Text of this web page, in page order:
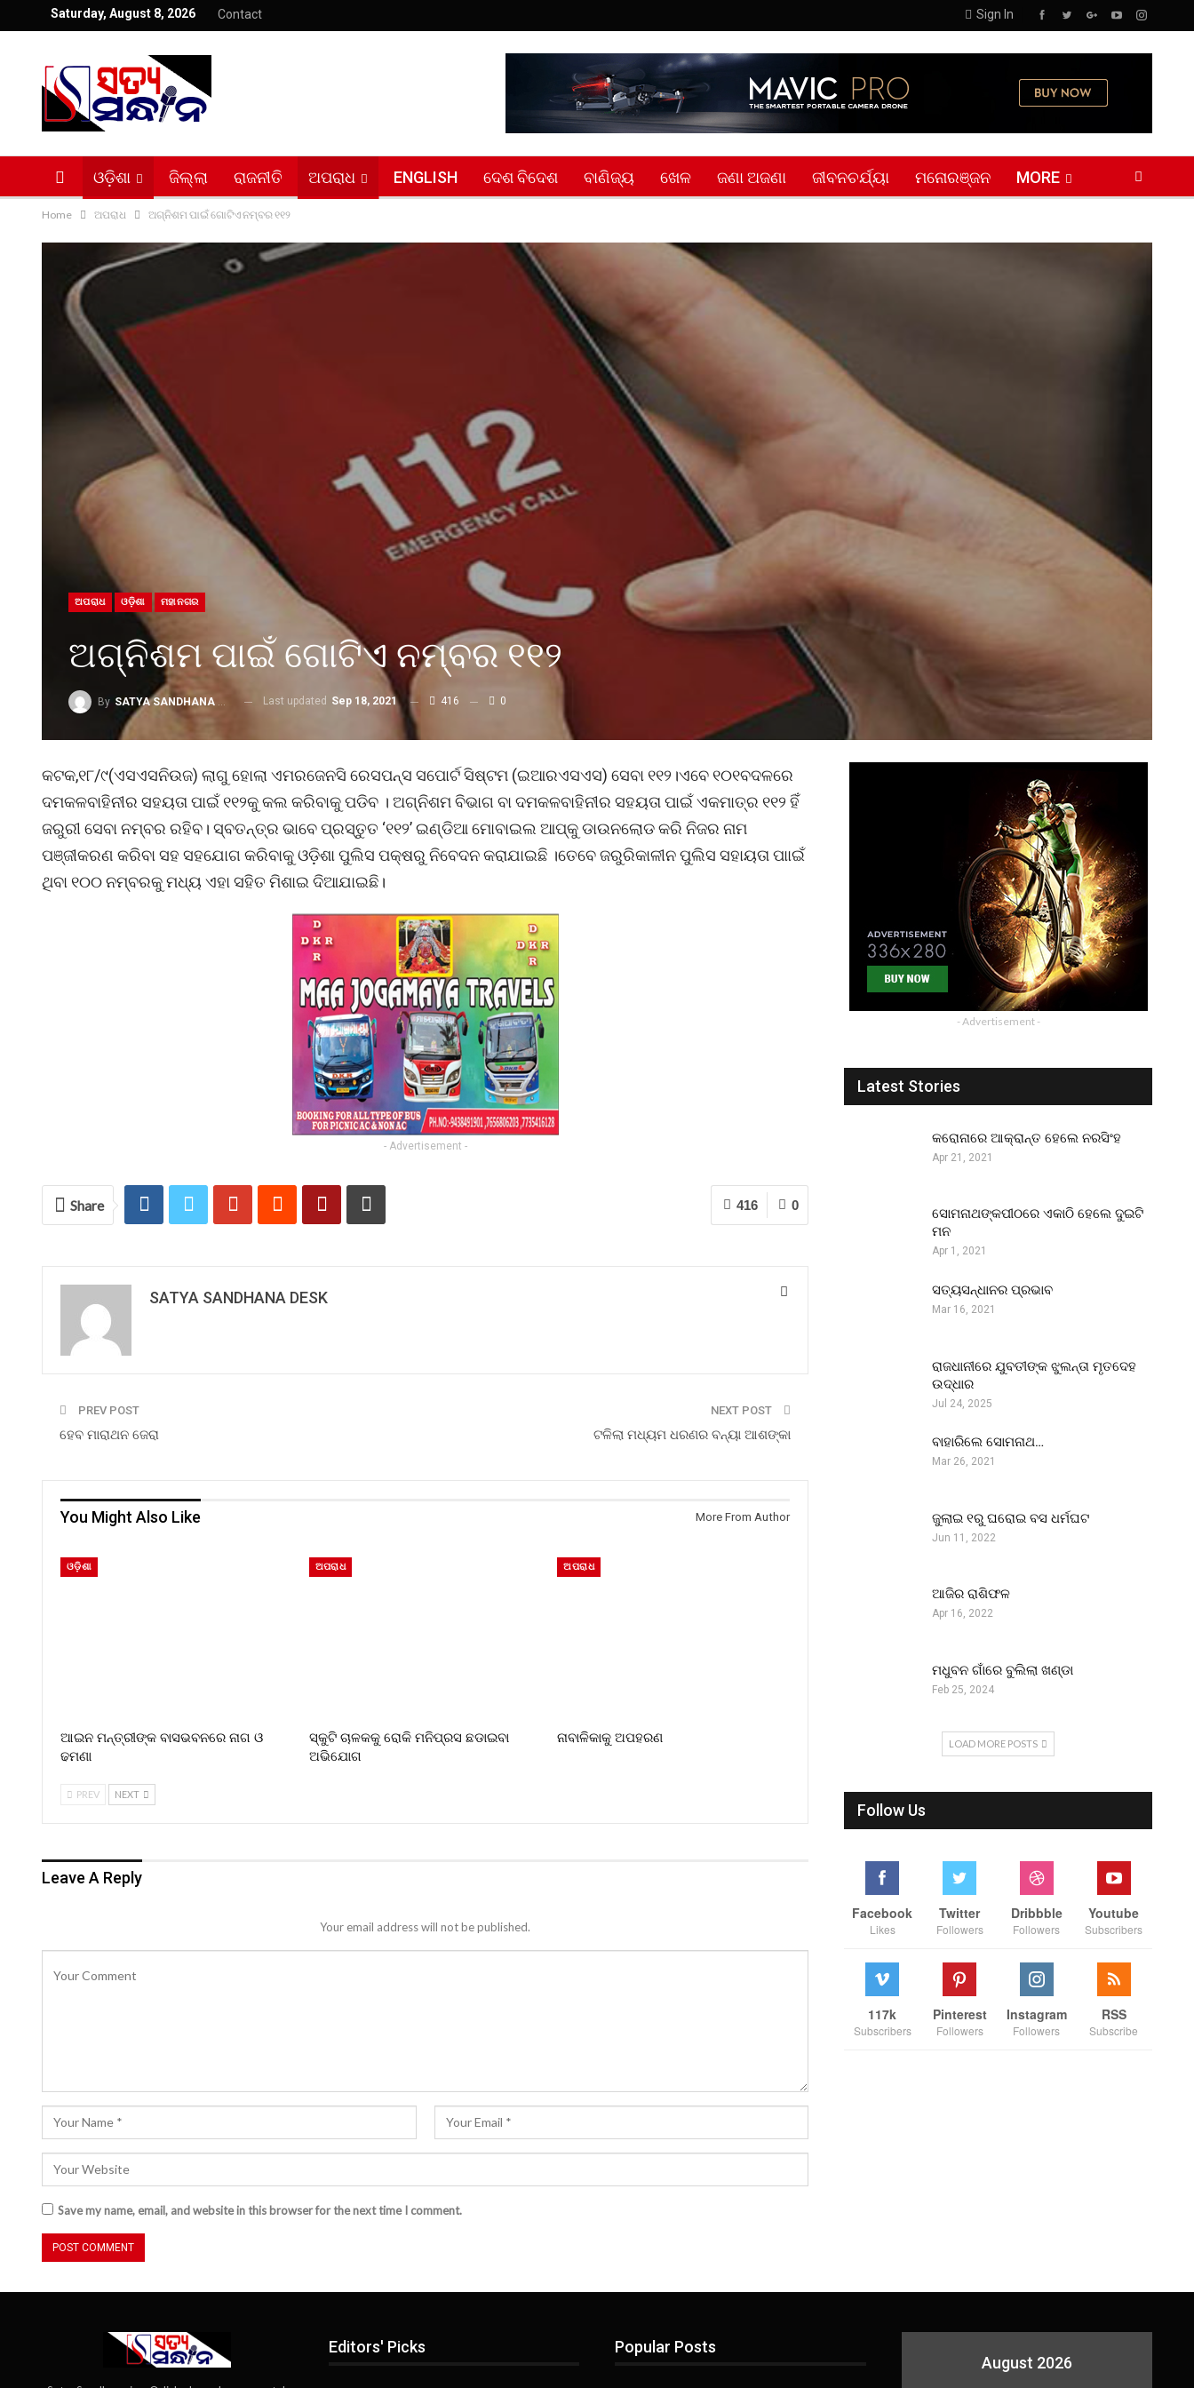
Sign In
Saturday, August 8, 2026 Contact
ଓଡ଼ିଶା ଜିଲ୍ଲା ରାଜନୀତି ଅପରାଧ ENGLISH ଦେଶ ବିଦେଶ ବାଣିଜ୍ୟ ଖେଳ ଜଣା ଅଜଣା ଜୀବନଚର୍ଯ୍ୟା ମନୋରଞ୍ଜନ MORE
Home ଅପରାଧ ଅଗ୍ନିଶମ ପାଇଁ ଗୋଟିଏ ନମ୍ବର ୧୧୨
ଅପରାଧ ଓଡ଼ିଶା ମହାନଗର
ଅଗ୍ନିଶମ ପାଇଁ ଗୋଟିଏ ନମ୍ବର ୧୧୨
By SATYA SANDHANA DESK Last updated Sep 18, 2021 416 0
କଟକ,୧୮/୯(ଏସଏସନିଉଜ) ଲାଗୁ ‌ହୋଲା ଏମରଜେନସି ରେସପନ୍‌ସ ସପୋର୍ଟ ସିଷ୍ଟମ (ଇଆରଏସଏସ) ସେବା ୧୧୨।ଏବେ ୧୦୧ବଦଳରେ
ଦମକଳବାହିନୀର ସହୟତା ପାଇଁ ୧୧୨କୁ କଲ କରିବାକୁ ପଡିବ । ଅଗ୍ନିଶମ ବିଭାଗ ବା ଦମକଳବାହିନୀର ସହୟତା ପାଇଁ ଏକମାତ୍ର ୧୧୨ ହିଁ
ଜରୁରୀ ସେବା ନମ୍ବର ରହିବ। ସ୍ବତନ୍ତ୍ର ଭାବେ ପ୍ରସ୍ତୁତ ‘୧୧୨’ ଇଣ୍ଡିଆ ମୋବାଇଲ ଆପ୍‌କୁ ଡାଉନଲୋଡ କରି ନିଜର ନାମ
ପଞ୍ଜୀକରଣ କରିବା ସହ ସ‌ହଯୋଗ କରିବାକୁ ଓଡ଼ିଶା ପୁଲିସ ପକ୍ଷରୁ ନିବେଦନ କରାଯାଇଛି ।ତେବେ ଜରୁରିକାଳୀନ ପୁଲିସ ସହାୟତା ପାାଇଁ
ଥିବା ୧୦୦ ନମ୍ବରକୁ ମଧ୍ୟ ଏହା ସହିତ ମିଶାଇ ଦିଆଯାଇଛି।
- Advertisement -
0
416
Share
SATYA SANDHANA DESK
PREV POST
ହେବ ମାରାଥନ ଜେରା
NEXT POST
ଟଳିଲା ମଧ୍ୟମ ଧରଣର ବନ୍ୟା ଆଶଙ୍କା
You Might Also Like More From Author
ଓଡ଼ିଶା
ଆଇନ ମନ୍ତ୍ରୀଙ୍କ ବାସଭବନରେ ନାଗ ଓ
ଢମଣା
ଅପରାଧ
ସ୍କୁଟି ଚାଳକକୁ ରୋକି ମନିପ୍ରସ ଛଡାଇବା
ଅଭିଯୋଗ
ଅପରାଧ
ନାବାଳିକାକୁ ଅପହରଣ
PREV NEXT
Leave A Reply
Your email address will not be published.
Save my name, email, and website in this browser for the next time I comment.
- Advertisement -
Latest Stories
କରୋନାରେ ଆକ୍ରାନ୍ତ ହେଲେ ନରସିଂହ
Apr 21, 2021
ସୋମନାଥଙ୍କପୀଠରେ ଏକାଠି ହେଲେ ଦୁଇଟି
ମନ
Apr 1, 2021
ସତ୍ୟସନ୍ଧାନର ପ୍ରଭାବ
Mar 16, 2021
ରାଜଧାନୀରେ ଯୁବତୀଙ୍କ ଝୁଲନ୍ତା ମୃତଦେହ
ଉଦ୍ଧାର
Jul 24, 2025
ବାହାରିଲେ ସୋମନାଥ…
Mar 26, 2021
ଜୁଲାଇ ୧ରୁ ଘରୋଇ ବସ ଧର୍ମଘଟ
Jun 11, 2022
ଆଜିର ରାଶିଫଳ
Apr 16, 2022
ମଧୁବନ ଗାଁରେ ବୁଲିଲା ଖଣ୍ଡା
Feb 25, 2024
LOAD MORE POSTS
Follow Us
Facebook
Likes
Twitter
Followers
Dribbble
Followers
Youtube
Subscribers
117k
Subscribers
Pinterest
Followers
Instagram
Followers
RSS
Subscribe
Editors' Picks
Popular Posts
August 2026